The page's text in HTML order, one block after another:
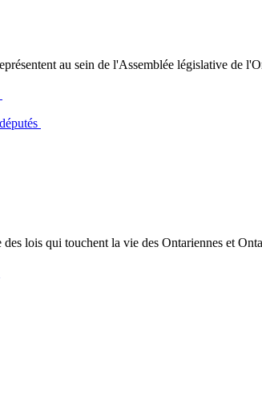
au sein de l'Assemblée législative de
lois qui touchent la vie des Ontariennes et